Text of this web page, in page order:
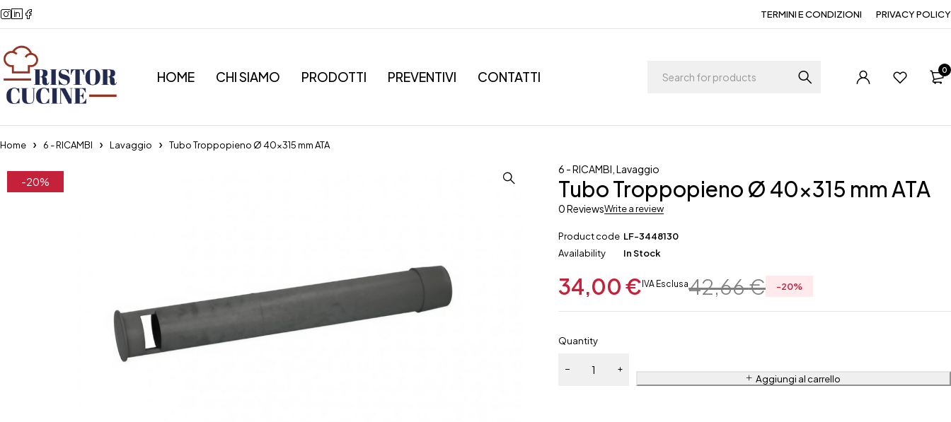
TERMINI E CONDIZIONI PRIVACY POLICY
HOME CHI SIAMO PRODOTTI PREVENTIVI CONTATTI 0
Home 6 - RICAMBI Lavaggio Tubo Troppopieno Ø 40×315 mm ATA
-20%
6 - RICAMBI ,Lavaggio
Tubo Troppopieno Ø 40×315 mm ATA
0 ReviewsWrite a review
Product code LF-3448130
Availability
In Stock
42,66€
34,00€ IVA Esclusa -20%
Quantity
Aggiungi al carrello